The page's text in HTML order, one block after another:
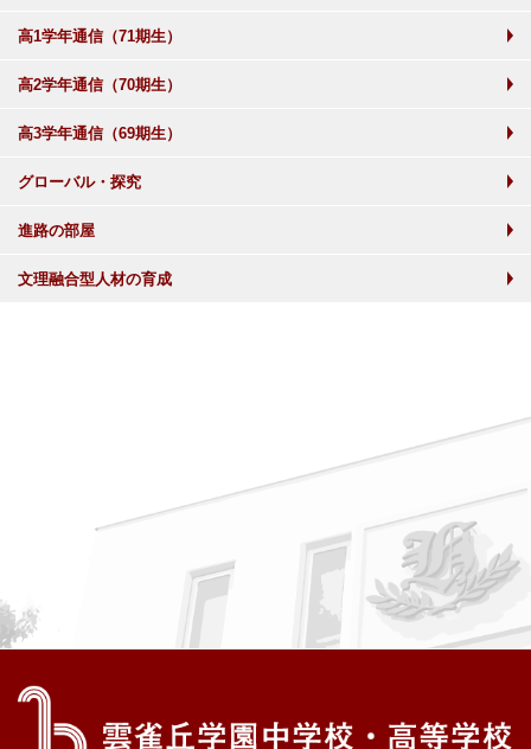
高1学年通信（71期生）
高2学年通信（70期生）
高3学年通信（69期生）
グローバル・探究
進路の部屋
文理融合型人材の育成